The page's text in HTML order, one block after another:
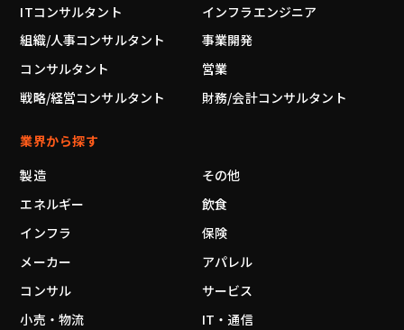
ITコンサルタント
インフラエンジニア
組織/人事コンサルタント
事業開発
コンサルタント
営業
戦略/経営コンサルタント
財務/会計コンサルタント
業界から探す
製造
その他
エネルギー
飲食
インフラ
保険
メーカー
アパレル
コンサル
サービス
小売・物流
IT・通信